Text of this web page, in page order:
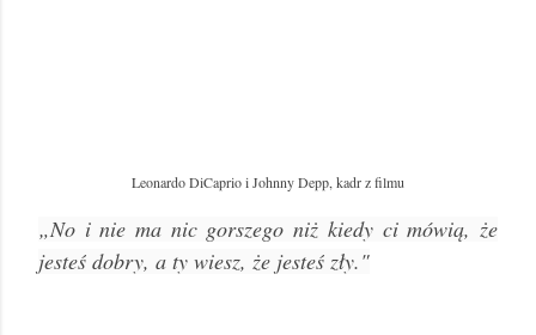
Leonardo DiCaprio i Johnny Depp, kadr z filmu
„No i nie ma nic gorszego niż kiedy ci mówią, że
jesteś dobry, a ty wiesz, że jesteś zły."